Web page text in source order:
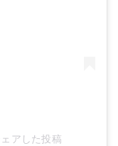
アした投稿